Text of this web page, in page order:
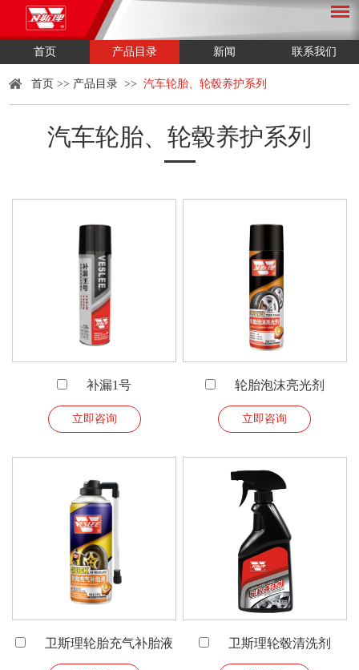
首页 产品目录 新闻 联系我们
首页 >> 产品目录 >>汽车轮胎、轮毂养护系列
汽车轮胎、轮毂养护系列
补漏1号
立即咨询
轮胎泡沫亮光剂
立即咨询
卫斯理轮胎充气补胎液 卫斯理轮毂清洗剂